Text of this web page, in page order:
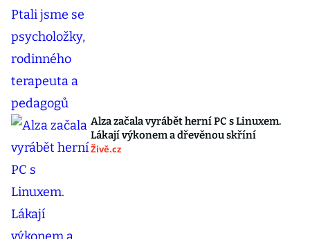
Alza začala vyrábět herní PC s Linuxem.
Lákají výkonem a dřevěnou skříní
Živě.cz